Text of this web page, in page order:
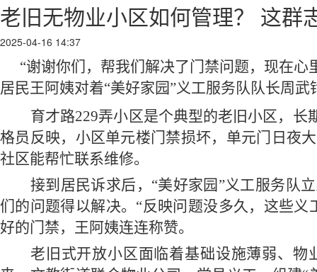
老旧无物业小区如何管理？ 这群
2025-04-16 14:37
“谢谢你们，帮我们解决了门禁问题，现在
居民王阿姨对着“美好家园”义工服务队队长周武
育才路229弄小区是个典型的老旧小区，长
格员反映，小区单元楼门禁损坏，单元门日夜
社区能帮忙联系维修。
接到居民诉求后， “美好家园”义工服务队
们的问题得以解决。 “反映问题没多久，这些义
好的门禁，王阿姨连连称赞。
老旧式开放小区面临着基础设施薄弱、